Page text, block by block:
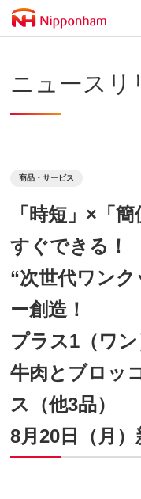
ニュースリ
商品・サービス
「時短」×「
すぐできる！
“次世代ワン
ー創造！
プラス1（ワ
牛肉とブロッ
ス（他3品）
8月20日（月）